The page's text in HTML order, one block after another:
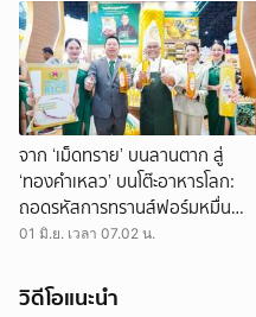
จาก ‘เม็ดทราย’ บนลานตาก สู่
‘ทองคำเหลว’ บนโต๊ะอาหารโลก:
ถอดรหัสการทรานส์ฟอร์มหมื่น
ล้านของ LPP OIL
01 มิ.ย. เวลา 07.02 น.
วิดีโอแนะนำ